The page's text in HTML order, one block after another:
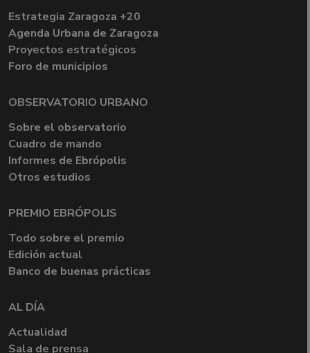
Estrategia Zaragoza +20
Agenda Urbana de Zaragoza
Proyectos estratégicos
Foro de municipios
OBSERVATORIO URBANO
Sobre el observatorio
Cuadro de mando
Informes de Ebrópolis
Otros estudios
PREMIO EBRÓPOLIS
Todo sobre el premio
Edición actual
Banco de buenas prácticas
AL DÍA
Actualidad
Sala de prensa